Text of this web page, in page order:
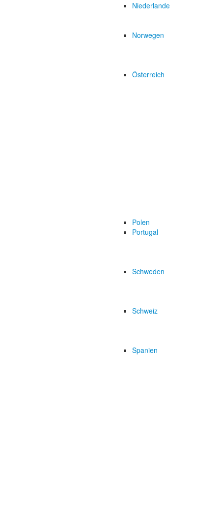
Niederlande
Norwegen
Österreich
Polen
Portugal
Schweden
Schweiz
Spanien